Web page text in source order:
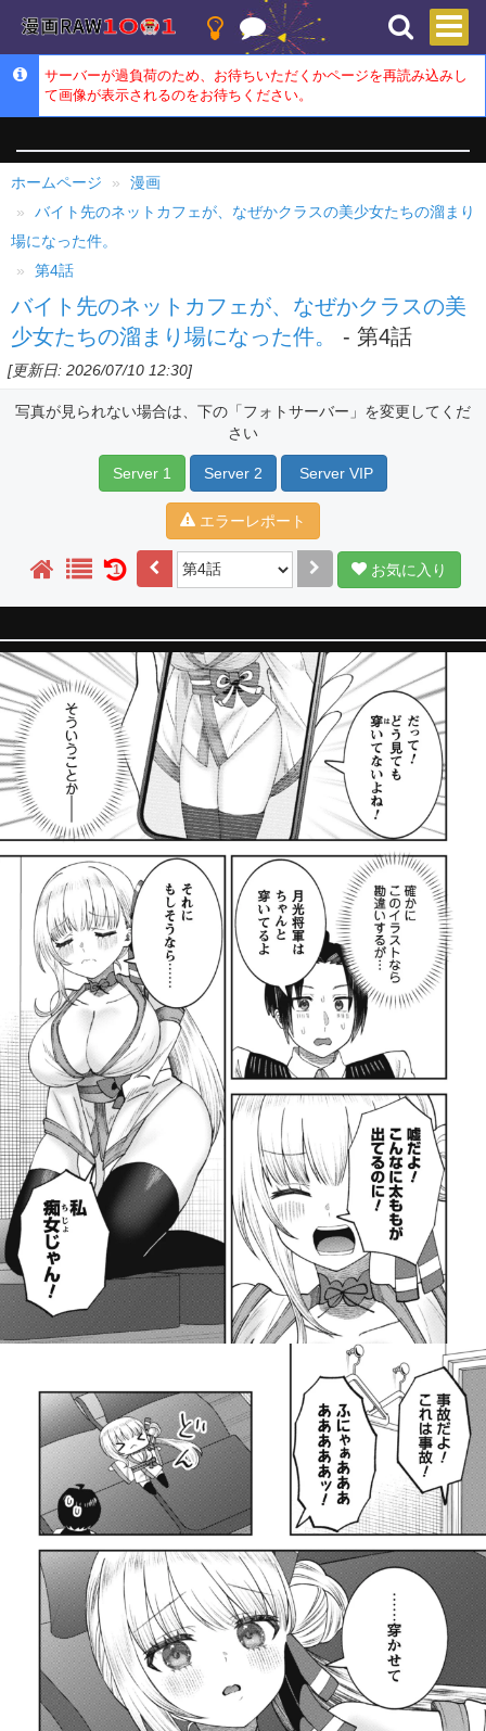
サーバーが過負荷のため、お待ちいただくかページを再読み込みし
て画像が表示されるのをお待ちください。
ホームページ
漫画
バイト先のネットカフェが、なぜかクラスの美少女たちの溜まり
場になった件。
第4話
バイト先のネットカフェが、なぜかクラスの美
少女たちの溜まり場になった件。
- 第4話
[更新日: 2026/07/10 12:30]
写真が見られない場合は、下の「フォトサーバー」を変更してくだ
さい
Server 1 Server 2 Server VIP
エラーレポート
1 お気に入り